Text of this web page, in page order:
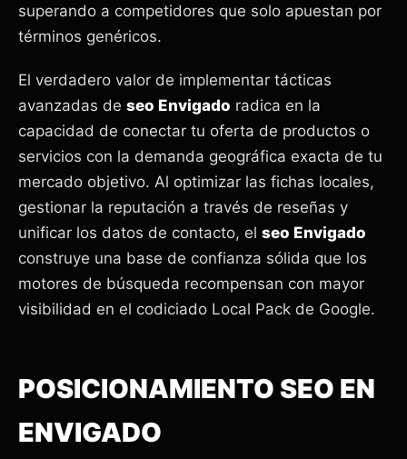
superando a competidores que solo apuestan por
términos genéricos.
El verdadero valor de implementar tácticas
avanzadas de seo Envigado radica en la
capacidad de conectar tu oferta de productos o
servicios con la demanda geográfica exacta de tu
mercado objetivo. Al optimizar las fichas locales,
gestionar la reputación a través de reseñas y
unificar los datos de contacto, el seo Envigado
construye una base de confianza sólida que los
motores de búsqueda recompensan con mayor
visibilidad en el codiciado Local Pack de Google.
POSICIONAMIENTO SEO EN
ENVIGADO